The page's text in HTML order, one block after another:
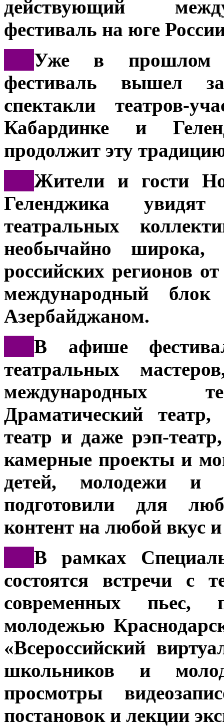
действующий
фестиваль на юге
Уже в прошлом
фестиваль вышел
спектакли театров-
Кабардинке и
продолжит эту
Жители и гости
Геленджика
театральных
необычайно
российских регионов
международный
Азербайджаном.
В афише
театральных
международных
Драматический
театр и даже рэп-
камерные проекты и
детей, молодежи и
подготовили для
контент на любой вкус и
В рамках
состоятся встречи с
современных пьес,
молодежью
«Всероссийский
школьников и
просмотры
постановок и лекции